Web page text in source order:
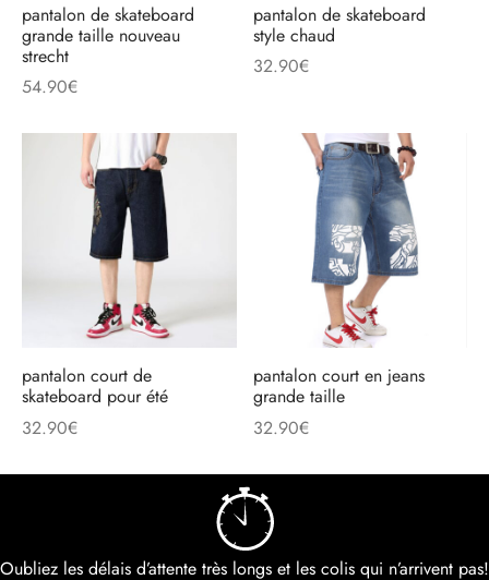
pantalon de skateboard
grande taille nouveau
strecht
54.90€
pantalon de skateboard
style chaud
32.90€
pantalon court de
skateboard pour été
32.90€
pantalon court en jeans
grande taille
32.90€
Oubliez les délais d’attente très longs et les colis qui n’arrivent pas!